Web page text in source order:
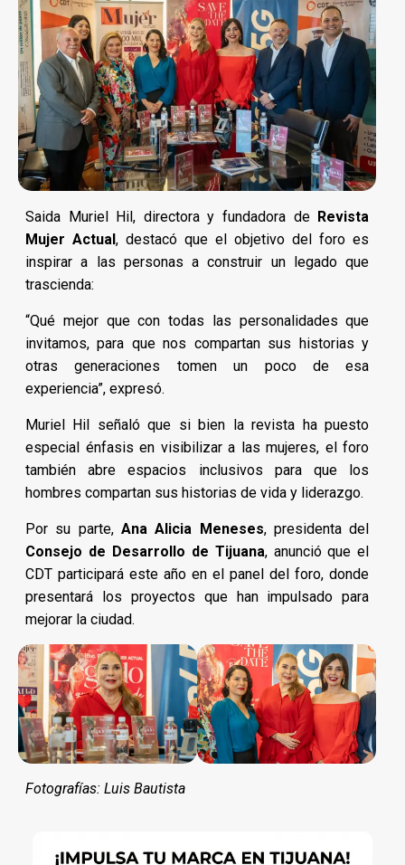
Saida Muriel Hil, directora y fundadora de Revista
Mujer Actual, destacó que el objetivo del foro es
inspirar a las personas a construir un legado que
trascienda:
“Qué mejor que con todas las personalidades que
invitamos, para que nos compartan sus historias y
otras generaciones tomen un poco de esa
experiencia”, expresó.
Muriel Hil señaló que si bien la revista ha puesto
especial énfasis en visibilizar a las mujeres, el foro
también abre espacios inclusivos para que los
hombres compartan sus historias de vida y liderazgo.
Por su parte, Ana Alicia Meneses, presidenta del
Consejo de Desarrollo de Tijuana, anunció que el
CDT participará este año en el panel del foro, donde
presentará los proyectos que han impulsado para
mejorar la ciudad.
Fotografías: Luis Bautista